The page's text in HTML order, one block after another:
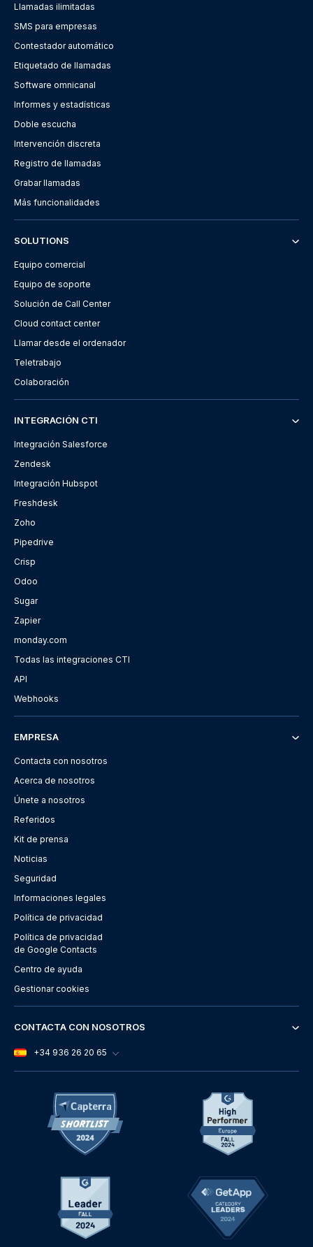
Llamadas ilimitadas
SMS para empresas
Contestador automático
Etiquetado de llamadas
Software omnicanal
Informes y estadísticas
Doble escucha
Intervención discreta
Registro de llamadas
Grabar llamadas
Más funcionalidades
SOLUTIONS
Equipo comercial
Equipo de soporte
Solución de Call Center
Cloud contact center
Llamar desde el ordenador
Teletrabajo
Colaboración
INTEGRACIÓN CTI
Integración Salesforce
Zendesk
Integración Hubspot
Freshdesk
Zoho
Pipedrive
Crisp
Odoo
Sugar
Zapier
monday.com
Todas las integraciones CTI
API
Webhooks
EMPRESA
Contacta con nosotros
Acerca de nosotros
Únete a nosotros
Referidos
Kit de prensa
Noticias
Seguridad
Informaciones legales
Política de privacidad
Política de privacidad
de Google Contacts
Centro de ayuda
Gestionar cookies
CONTACTA CON NOSOTROS
+34 936 26 20 65